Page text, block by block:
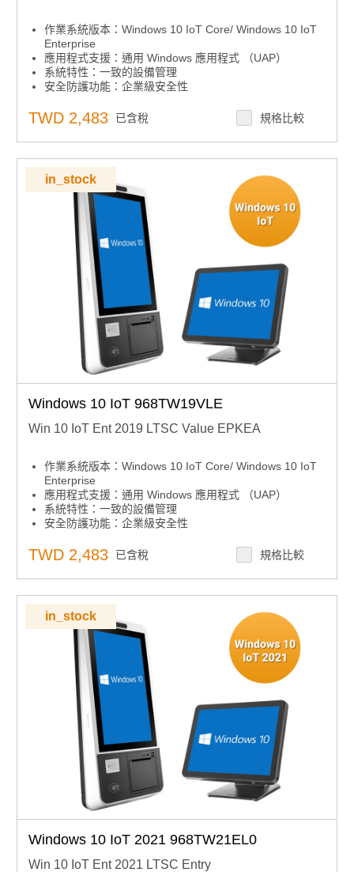
作業系統版本：Windows 10 IoT Core/ Windows 10 IoT
Enterprise
應用程式支援：通用 Windows 應用程式 （UAP）
系統特性：一致的設備管理
安全防護功能：企業級安全性
系統特性：跨設備的互操作性
系統特性：微軟 Azure IoT Services
TWD 2,483 已含稅 規格比較
in_stock
Windows 10 IoT 968TW19VLE
Win 10 IoT Ent 2019 LTSC Value EPKEA
作業系統版本：Windows 10 IoT Core/ Windows 10 IoT
Enterprise
應用程式支援：通用 Windows 應用程式 （UAP）
系統特性：一致的設備管理
安全防護功能：企業級安全性
系統特性：跨設備的互操作性
系統特性：微軟 Azure IoT Services
TWD 2,483 已含稅 規格比較
in_stock
Windows 10 IoT 2021 968TW21EL0
Win 10 IoT Ent 2021 LTSC Entry